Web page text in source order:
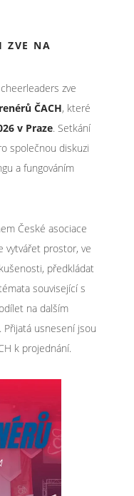
ZVE NA
zve
ČACH, které
v Praze. Setkání
společnou diskuzi
a fungováním
České asociace
vytvářet prostor, ve
předkládat
související s
na dalším
usnesení jsou
k projednání.